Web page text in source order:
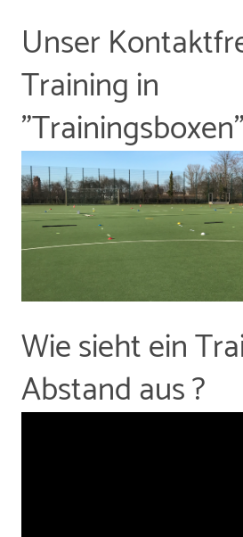
Unser
Training in
"Trainingsboxen"
Wie sieht ein
Abstand aus ?